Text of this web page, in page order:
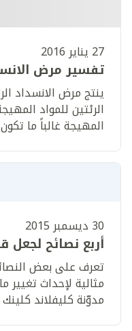
27 يناير 2016
تفسير مرض
ينتج مرض الانسداد
الرئتين للمواد
المهيجة غالباً ما
الكيميائية.
30 ديسمبر 2015
أربع نصائح لجعل
تعرف على بعض
مثالية لإحداث
مدوّنة كليفلاند